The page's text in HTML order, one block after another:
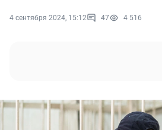
4 сентября 2024, 15:12 47 4 516